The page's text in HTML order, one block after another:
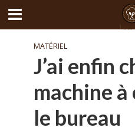
MATÉRIEL
J’ai enfin
machine
le bureau